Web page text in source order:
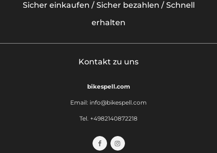
Sicher einkaufen / Sicher bezahlen / Schnell
erhalten
Kontakt zu uns
bikespell.com
Email: info@bikespell.com
Tel. +4982140872218